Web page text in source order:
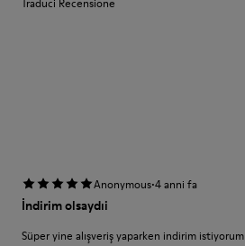
Traduci Recensione
Anonymous·4 anni fa
İndirim olsaydıi
Süper yine alışveriş yaparken indirim istiyorum